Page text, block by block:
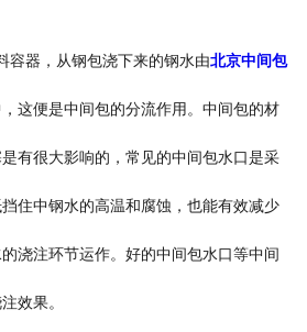
容器，从钢包浇下来的钢水由北京中间包
这便是中间包的分流作用。中间包的材
有很大影响的，常见的中间包水口是采
住中钢水的高温和腐蚀，也能有效减少
浇注环节运作。好的中间包水口等中间
效果。